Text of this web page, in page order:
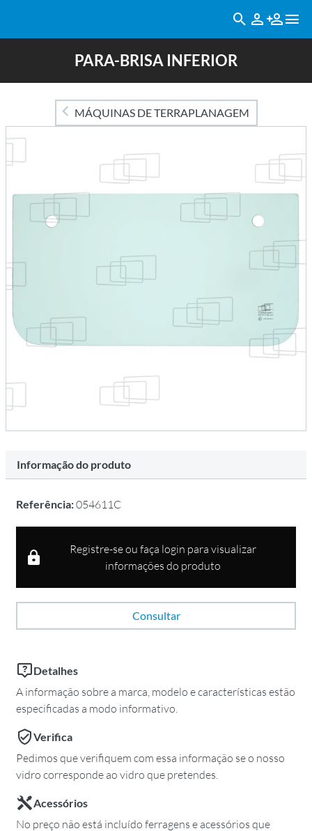
PARA-BRISA INFERIOR
MÁQUINAS DE TERRAPLANAGEM
Informação do produto
Referência:054611C
Registre-se ou faça login para visualizar
informações do produto
Consultar
Detalhes
A informação sobre a marca, modelo e características estão
especificadas a modo informativo.
Verifica
Pedimos que verifiquem com essa informação se o nosso
vidro corresponde ao vidro que pretendes.
Acessórios
No preço não está incluído ferragens e acessórios que